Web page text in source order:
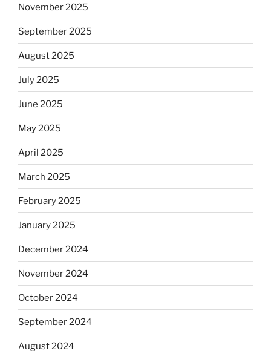
November 2025
September 2025
August 2025
July 2025
June 2025
May 2025
April 2025
March 2025
February 2025
January 2025
December 2024
November 2024
October 2024
September 2024
August 2024